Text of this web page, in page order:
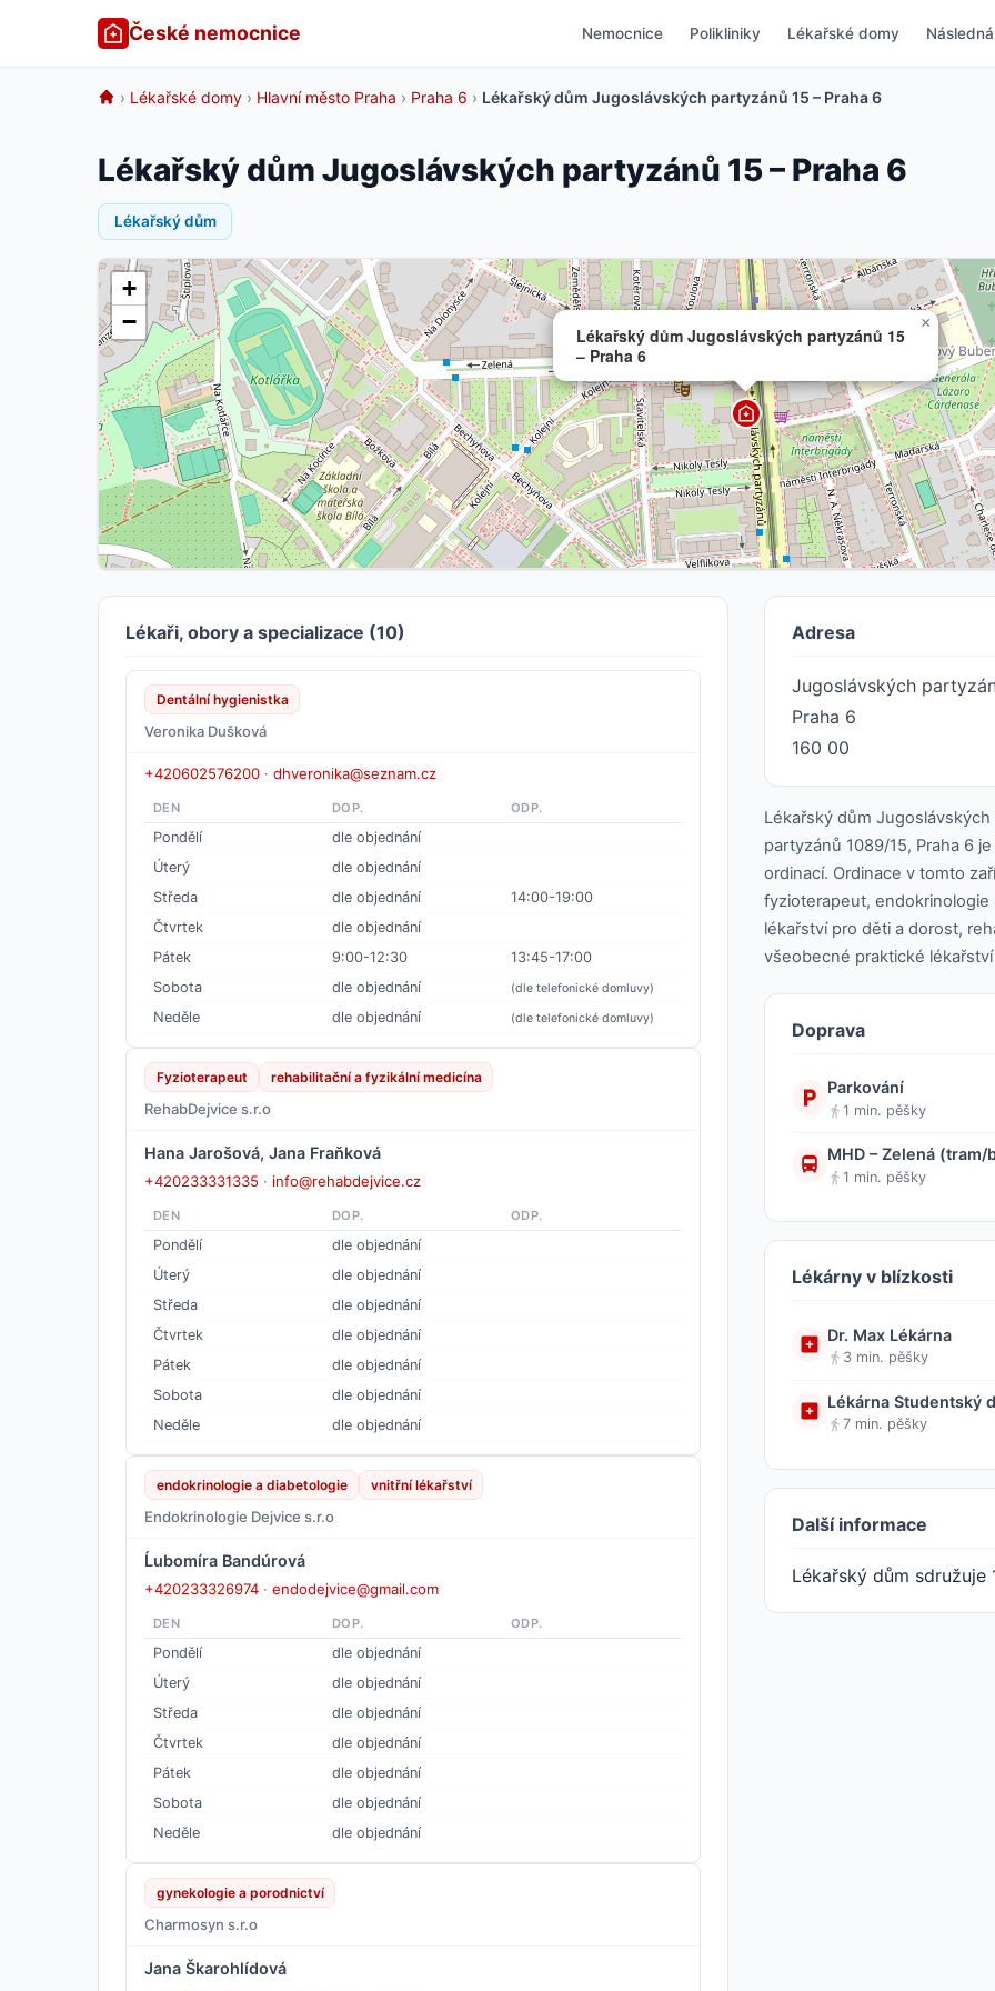
České nemocnice Nemocnice Polikliniky Lékařské domy
› Lékařské domy › Hlavní město Praha › Praha 6 › Lékařský dům Jugoslávských partyzánů 15 – Praha 6
Lékařský dům Jugoslávských partyzánů 15 – Praha 6
Lékařský dům
Lékařský dům Jugoslávských partyzánů 15
– Praha 6
×
+
−
Lékaři, obory a specializace (10)
Dentální hygienistka
Veronika Dušková
+420602576200 · dhveronika@seznam.cz
DEN DOP. ODP.
Pondělí
dle objednání
Úterý
dle objednání
Středa
dle objednání
14:00-19:00
Čtvrtek
dle objednání
Pátek
9:00-12:30
13:45-17:00
Sobota
dle objednání (dle telefonické domluvy)
Neděle dle objednání (dle telefonické domluvy)
Fyzioterapeut rehabilitační a fyzikální medicína
RehabDejvice s.r.o
Hana Jarošová, Jana Fraňková
+420233331335 · info@rehabdejvice.cz
DEN DOP. ODP.
Pondělí
dle objednání
Úterý
dle objednání
Středa
dle objednání
Čtvrtek
dle objednání
Pátek
dle objednání
Sobota
dle objednání
Neděle
dle objednání
endokrinologie a diabetologie vnitřní lékařství
Endokrinologie Dejvice s.r.o
Ĺubomíra Bandúrová
+420233326974 · endodejvice@gmail.com
DEN DOP. ODP.
Pondělí
dle objednání
Úterý
dle objednání
Středa
dle objednání
Čtvrtek
dle objednání
Pátek
dle objednání
Sobota
dle objednání
Neděle
dle objednání
gynekologie a porodnictví
Charmosyn s.r.o
Jana Škarohlídová
Adresa
Jugoslávských
Praha 6
160 00
Lékařský dům
partyzánů 1089/15, Praha 6
ordinací. Ordinace v tomto
fyzioterapeut,
lékařství pro děti a dorost,
všeobecné praktické
Doprava
Parkování
1 min. pěšky
MHD – Zelená (tram/
1 min. pěšky
Lékárny v blízkosti
Dr. Max Lékárna
3 min. pěšky
Lékárna Studentský
7 min. pěšky
Další informace
Lékařský dům